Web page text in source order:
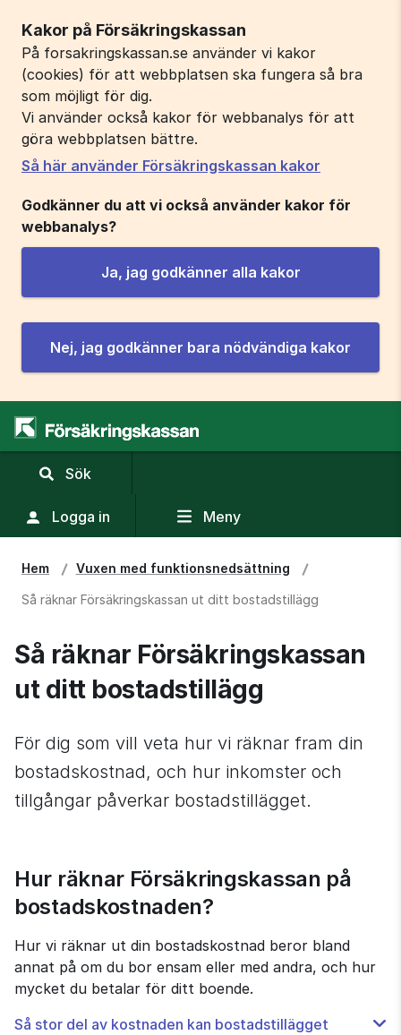
Kakor på Försäkringskassan
På forsakringskassan.se använder vi kakor
(cookies) för att webbplatsen ska fungera så bra
som möjligt för dig.
Vi använder också kakor för webbanalys för att
göra webbplatsen bättre.
Så här använder Försäkringskassan kakor
Godkänner du att vi också använder kakor för
webbanalys?
Ja, jag godkänner alla kakor
Nej, jag godkänner bara nödvändiga kakor
Sök
sökfält
Logga in Meny
Hem Vuxen med funktions­nedsättning
Så räknar Försäkringskassan ut ditt bostadstillägg
Så räknar Försäkringskassan
ut ditt bostadstillägg
För dig som vill veta hur vi räknar fram din
bostadskostnad, och hur inkomster och
tillgångar påverkar bostadstillägget.
Hur räknar Försäkringskassan på
bostadskostnaden?
Hur vi räknar ut din bostadskostnad beror bland
annat på om du bor ensam eller med andra, och hur
mycket du betalar för ditt boende.
Så stor del av kostnaden kan bostadstillägget